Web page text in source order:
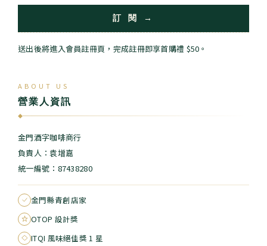
訂 閱 →
送出後將進入會員註冊頁，完成註冊即享首購禮 $50。
ABOUT US
營業人資訊
◆
金門酒字咖啡商行
負責人：袁增嘉
統一編號：87438280
金門縣青創店家
OTOP 設計獎
ITQI 風味絕佳獎 1 星